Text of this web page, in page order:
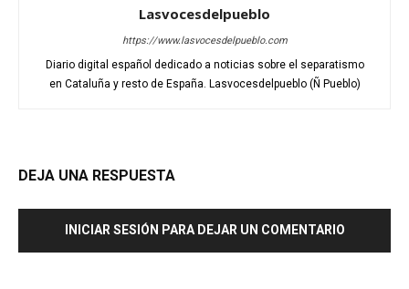
Lasvocesdelpueblo
https://www.lasvocesdelpueblo.com
Diario digital español dedicado a noticias sobre el separatismo
en Cataluña y resto de España. Lasvocesdelpueblo (Ñ Pueblo)
DEJA UNA RESPUESTA
INICIAR SESIÓN PARA DEJAR UN COMENTARIO